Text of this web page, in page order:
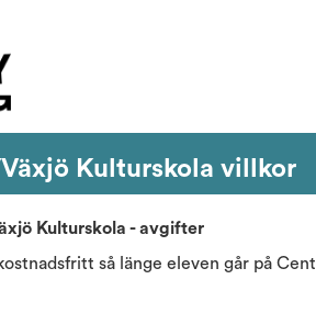
Kulturskola villkor
Kulturskola - avgifter
så länge eleven går på